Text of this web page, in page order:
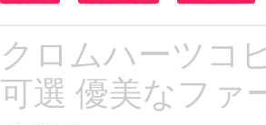
クロムハーツコ
可選 優美なファ